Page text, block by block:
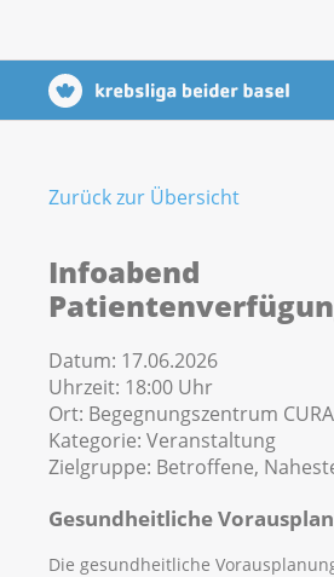
Zurück zur Übersicht
Infoabend
Datum: 17.06.2026
Uhrzeit: 18:00 Uhr
Ort: Begegnungszentrum CURA
Kategorie: Veranstaltung
Zielgruppe: Betroffene,
Gesundheitliche
Die gesundheitliche